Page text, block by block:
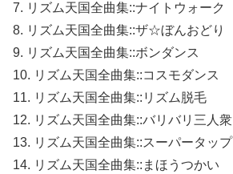
7. リズム天国全曲集::ナイトウォーク
8. リズム天国全曲集::ザ☆ぼんおどり
9. リズム天国全曲集::ボンダンス
10. リズム天国全曲集::コスモダンス
11. リズム天国全曲集::リズム脱毛
12. リズム天国全曲集::バリバリ三人衆
13. リズム天国全曲集::スーパータップ
14. リズム天国全曲集::まほうつかい